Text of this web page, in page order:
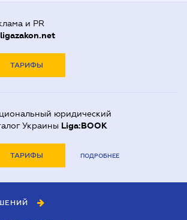
и PR
ligazakon.net
ТАРИФЫ
юридический
Украины Liga:BOOK
ТАРИФЫ ПОДРОБНЕЕ